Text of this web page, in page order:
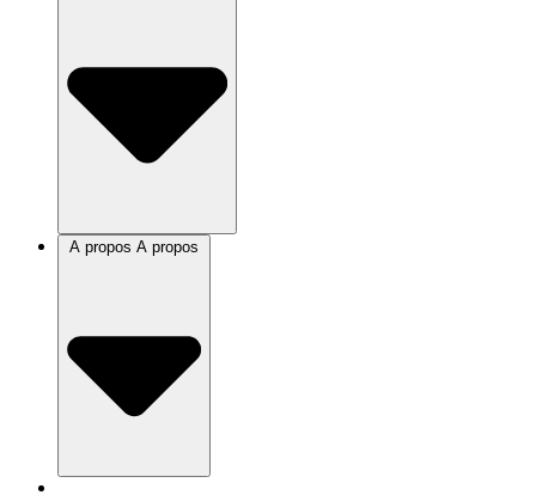
A propos